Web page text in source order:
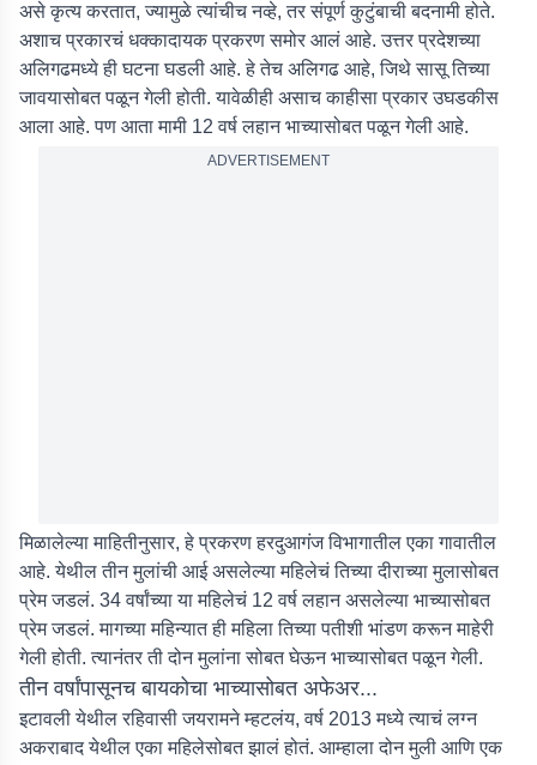
असे कृत्य करतात, ज्यामुळे त्यांचीच नव्हे, तर संपूर्ण कुटुंबाची बदनामी होते.
अशाच प्रकारचं धक्कादायक प्रकरण समोर आलं आहे. उत्तर प्रदेशच्या
अलिगढमध्ये ही घटना घडली आहे. हे तेच अलिगढ आहे, जिथे सासू तिच्या
जावयासोबत पळून गेली होती. यावेळीही असाच काहीसा प्रकार उघडकीस
आला आहे. पण आता मामी 12 वर्ष लहान भाच्यासोबत पळून गेली आहे.
ADVERTISEMENT
मिळालेल्या माहितीनुसार, हे प्रकरण हरदुआगंज विभागातील एका गावातील
आहे. येथील तीन मुलांची आई असलेल्या महिलेचं तिच्या दीराच्या मुलासोबत
प्रेम जडलं. 34 वर्षांच्या या महिलेचं 12 वर्ष लहान असलेल्या भाच्यासोबत
प्रेम जडलं. मागच्या महिन्यात ही महिला तिच्या पतीशी भांडण करून माहेरी
गेली होती. त्यानंतर ती दोन मुलांना सोबत घेऊन भाच्यासोबत पळून गेली.
तीन वर्षांपासूनच बायकोचा भाच्यासोबत अफेअर...
इटावली येथील रहिवासी जयरामने म्हटलंय, वर्ष 2013 मध्ये त्याचं लग्न
अकराबाद येथील एका महिलेसोबत झालं होतं. आम्हाला दोन मुली आणि एक